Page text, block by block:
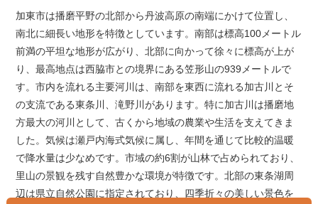
加東市は播磨平野の北部から丹波高原の南端にかけて位置し、
南北に細長い地形を特徴としています。南部は標高100メートル
前満の平坦な地形が広がり、北部に向かって徐々に標高が上が
り、最高地点は西脇市との境界にある笠形山の939メートルで
す。市内を流れる主要河川は、南部を東西に流れる加古川とそ
の支流である東条川、滝野川があります。特に加古川は播磨地
方最大の河川として、古くから地域の農業や生活を支えてきま
した。気候は瀬戸内海式気候に属し、年間を通じて比較的温暖
で降水量は少なめです。市域の約6割が山林で占められており、
里山の景観を残す自然豊かな環境が特徴です。北部の東条湖周
辺は県立自然公園に指定されており、四季折々の美しい景色を